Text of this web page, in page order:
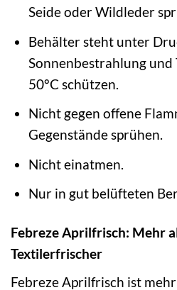
Seide oder Wildleder
Behälter steht unter
Sonnenbestrahlung
50°C schützen.
Nicht gegen offene
Gegenstände sprühen.
Nicht einatmen.
Nur in gut belüfteten
Febreze Aprilfrisch: Mehr
Textilerfrischer
Febreze Aprilfrisch ist